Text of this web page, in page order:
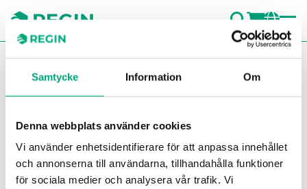
Samtycke Information Om
Denna webbplats använder cookies
Vi använder enhetsidentifierare för att anpassa innehållet
och annonserna till användarna, tillhandahålla funktioner
för sociala medier och analysera vår trafik. Vi
SÖK
OVC-ETVS40
REGIN
OVC-ETVS40
Kopplingskit till ETVSU